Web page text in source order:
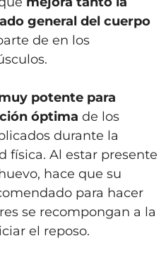
general del cuerpo
de en los
potente para
óptima de los
durante la
física. Al estar presente
hace que su
para hacer
se recompongan a la
el reposo.